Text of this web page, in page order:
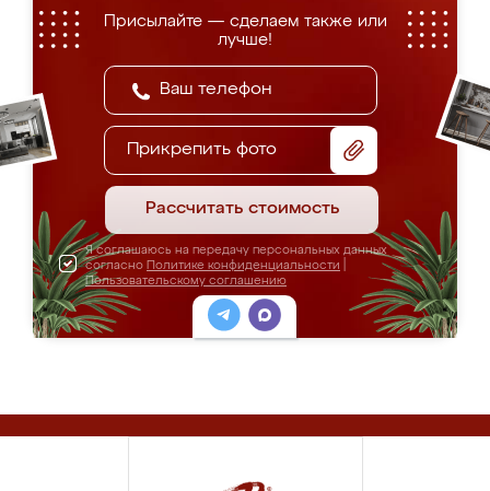
Присылайте — сделаем также или
лучше!
Прикрепить фото
Рассчитать стоимость
Я соглашаюсь на передачу персональных данных
согласно Политике конфиденциальности
Пользовательскому соглашению